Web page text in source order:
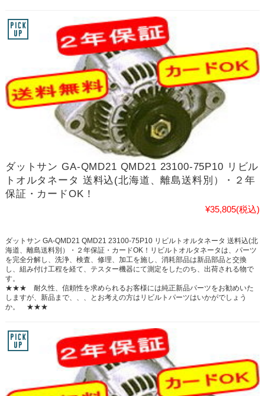
ダットサン GA-QMD21 QMD21 23100-75P10 リビル
トオルタネータ 送料込(北海道、離島送料別）・２年
保証・カードOK！
¥35,805(税込)
ダットサン GA-QMD21 QMD21 23100-75P10 リビルトオルタネータ 送料込(北
海道、離島送料別）・２年保証・カードOK！リビルトオルタネータは、パーツ
を完全分解し、洗浄、検査、修理、加工を施し、消耗部品は新品部品と交換
し、組み付け工程を経て、テスター機器にて測定をしたのち、出荷される物で
す。
★★★ 耐久性、信頼性を求められるお客様には純正新品パーツをお勧めいた
しますが、新品まで、、、とお考えの方はリビルトパーツはいかがでしょう
か。 ★★★